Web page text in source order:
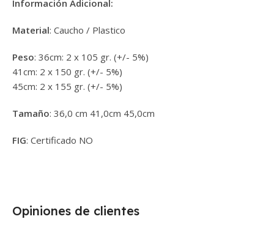
Información Adicional:
Material: Caucho / Plastico
Peso: 36cm: 2 x 105 gr. (+/- 5%)
41cm: 2 x 150 gr. (+/- 5%)
45cm: 2 x 155 gr. (+/- 5%)
Tamaño: 36,0 cm 41,0cm 45,0cm
FIG: Certificado NO
Opiniones de clientes